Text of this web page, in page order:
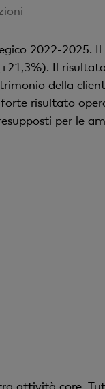
2022-2025. Il
Il
della
risultato
per le
attività core.